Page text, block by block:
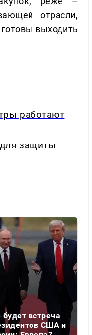
отрасли,
выходить
работают
защиты
будет встреча
США и